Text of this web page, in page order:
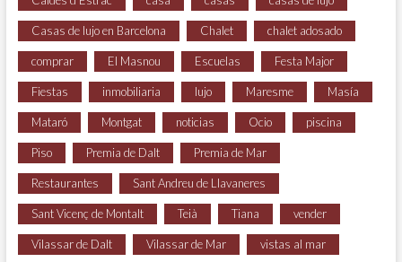
Casas de lujo en Barcelona Chalet chalet adosado
comprar El Masnou Escuelas Festa Major
Fiestas inmobiliaria lujo Maresme Masía
Mataró Montgat noticias Ocio piscina
Piso Premia de Dalt Premia de Mar
Restaurantes Sant Andreu de Llavaneres
Sant Vicenç de Montalt Teià Tiana vender
Vilassar de Dalt Vilassar de Mar vistas al mar